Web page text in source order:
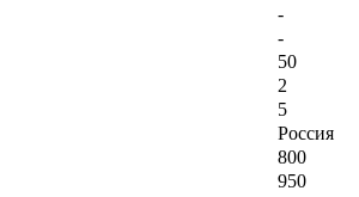
-
-
50
2
5
Россия
800
950